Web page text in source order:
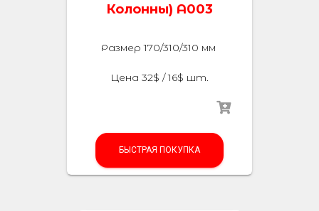
Колонны) A003
Размер 170/310/310 мм
Цена 32$ / 16$ шт.
БЫСТРАЯ ПОКУПКА